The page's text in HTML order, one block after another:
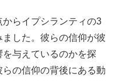
らイプシランティの3
した。彼らの信仰が彼
与えているのかを探
の信仰の背後にある動